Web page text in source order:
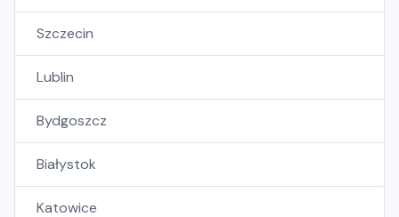
Szczecin
Lublin
Bydgoszcz
Białystok
Katowice